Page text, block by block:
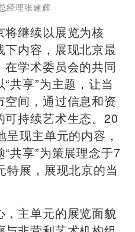
经理张建辉
继续以展览为核
内容，展现北京最
学术委员会的共同
共享”为主题，让当
间，通过信息和资
持续艺术生态。20
现主单元的内容，
共享”为策展理念于7
特展，展现北京的当
主单元的展览面貌